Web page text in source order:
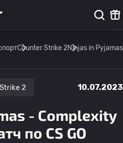
Counter Strike 2Ninjas in
2 10.07.2023
- Complexity
по CS GO